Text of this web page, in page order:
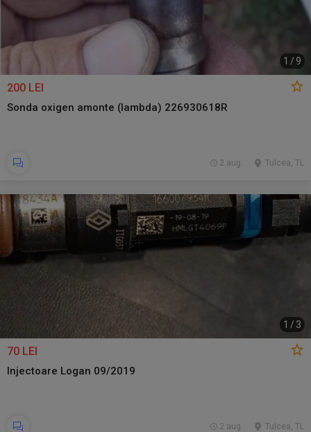
1 / 9
200 LEI
Sonda oxigen amonte (lambda) 226930618R
Tulcea, TL
2 aug.
1 / 3
70 LEI
Injectoare Logan 09/2019
Tulcea, TL
2 aug.